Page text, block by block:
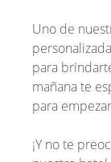
Uno de
para
mañana te
para
¡Y no te